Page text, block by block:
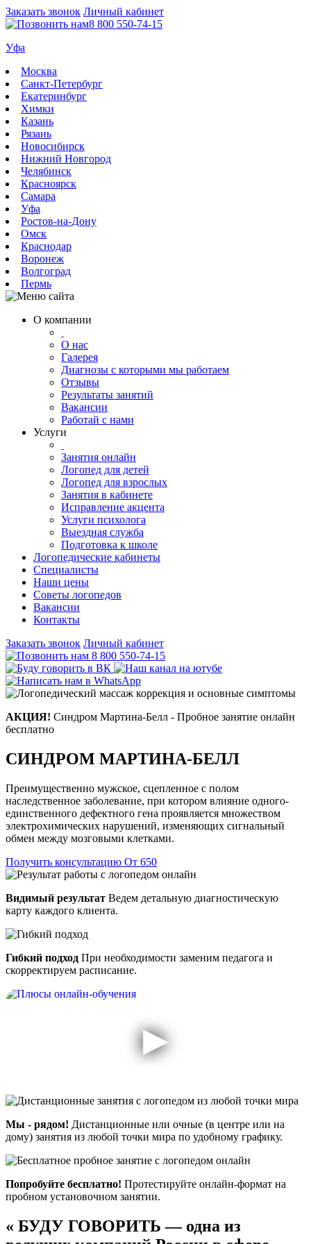
Заказать звонок Личный кабинет
8 800 550-74-15
Уфа
Москва
Санкт-Петербург
Екатеринбург
Химки
Казань
Рязань
Новосибирск
Нижний Новгород
Челябинск
Красноярск
Самара
Уфа
Ростов-на-Дону
Омск
Краснодар
Воронеж
Волгоград
Пермь
О компании
О нас
Галерея
Диагнозы с которыми мы работаем
Отзывы
Результаты занятий
Вакансии
Работай с нами
Услуги
Занятия онлайн
Логопед для детей
Логопед для взрослых
Занятия в кабинете
Исправление акцента
Услуги психолога
Выездная служба
Подготовка к школе
Логопедические кабинеты
Специалисты
Наши цены
Советы логопедов
Вакансии
Контакты
Заказать звонок Личный кабинет
8 800 550-74-15
АКЦИЯ! Синдром Мартина-Белл - Пробное занятие онлайн
бесплатно
СИНДРОМ МАРТИНА-БЕЛЛ
Преимущественно мужское, сцепленное с полом
наследственное заболевание, при котором влияние одного-
единственного дефектного гена проявляется множеством
электрохимических нарушений, изменяющих сигнальный
обмен между мозговыми клетками.
Получить консультацию От 650
Видимый результат Ведем детальную диагностическую
карту каждого клиента.
Гибкий подход При необходимости заменим педагога и
скорректируем расписание.
Мы - рядом! Дистанционные или очные (в центре или на
дому) занятия из любой точки мира по удобному графику.
Попробуйте бесплатно! Протестируйте онлайн-формат на
пробном установочном занятии.
« БУДУ ГОВОРИТЬ — одна из